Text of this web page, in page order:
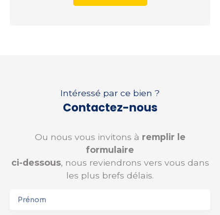
Intéressé par ce bien ?
Contactez-nous
Ou nous vous invitons à remplir le
formulaire
ci-dessous, nous reviendrons vers vous dans
les plus brefs délais.
Prénom